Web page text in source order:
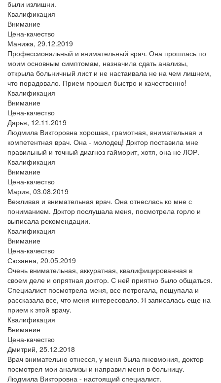
были излишни.
Квалификация
Внимание
Цена-качество
Манижа, 29.12.2019
Профессиональный и внимательный врач. Она прошлась по
моим основным симптомам, назначила сдать анализы,
открыла больничный лист и не настаивала не на чем лишнем,
что порадовало. Прием прошел быстро и качественно!
Квалификация
Внимание
Цена-качество
Дарья, 12.11.2019
Людмила Викторовна хорошая, грамотная, внимательная и
компетентная врач. Она - молодец! Доктор поставила мне
правильный и точный диагноз гайморит, хотя, она не ЛОР.
Квалификация
Внимание
Цена-качество
Мария, 03.08.2019
Вежливая и внимательная врач. Она отнеслась ко мне с
пониманием. Доктор послушала меня, посмотрела горло и
выписала рекомендации.
Квалификация
Внимание
Цена-качество
Сюзанна, 20.05.2019
Очень внимательная, аккуратная, квалифицированная в
своем деле и опрятная доктор. С ней приятно было общаться.
Специалист посмотрела меня, все потрогала, пощупала и
рассказала все, что меня интересовало. Я записалась еще на
прием к этой врачу.
Квалификация
Внимание
Цена-качество
Дмитрий, 25.12.2018
Врач внимательно отнесся, у меня была пневмония, доктор
посмотрел мои анализы и направил меня в больницу.
Людмила Викторовна - настоящий специалист.